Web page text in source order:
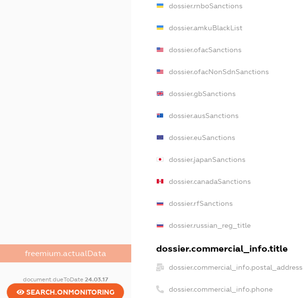
freemium.actualData
document.dueToDate 24.03.17
SEARCH.ONMONITORING
dossier.rnboSanctions
dossier.amkuBlackList
dossier.ofacSanctions
dossier.ofacNonSdnSanctions
dossier.gbSanctions
dossier.ausSanctions
dossier.euSanctions
dossier.japanSanctions
dossier.canadaSanctions
dossier.rfSanctions
dossier.russian_reg_title
dossier.commercial_info.title
dossier.commercial_info.postal_address
dossier.commercial_info.phone